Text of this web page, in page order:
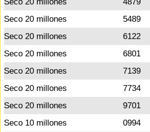
Seco 20 millones
5489
Seco 20 millones
6122
Seco 20 millones
6801
Seco 20 millones
7139
Seco 20 millones
7734
Seco 20 millones
9701
Seco 10 millones
0994